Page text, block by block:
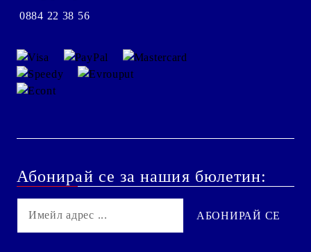
0884 22 38 56
Абонирай се за нашия бюлетин: